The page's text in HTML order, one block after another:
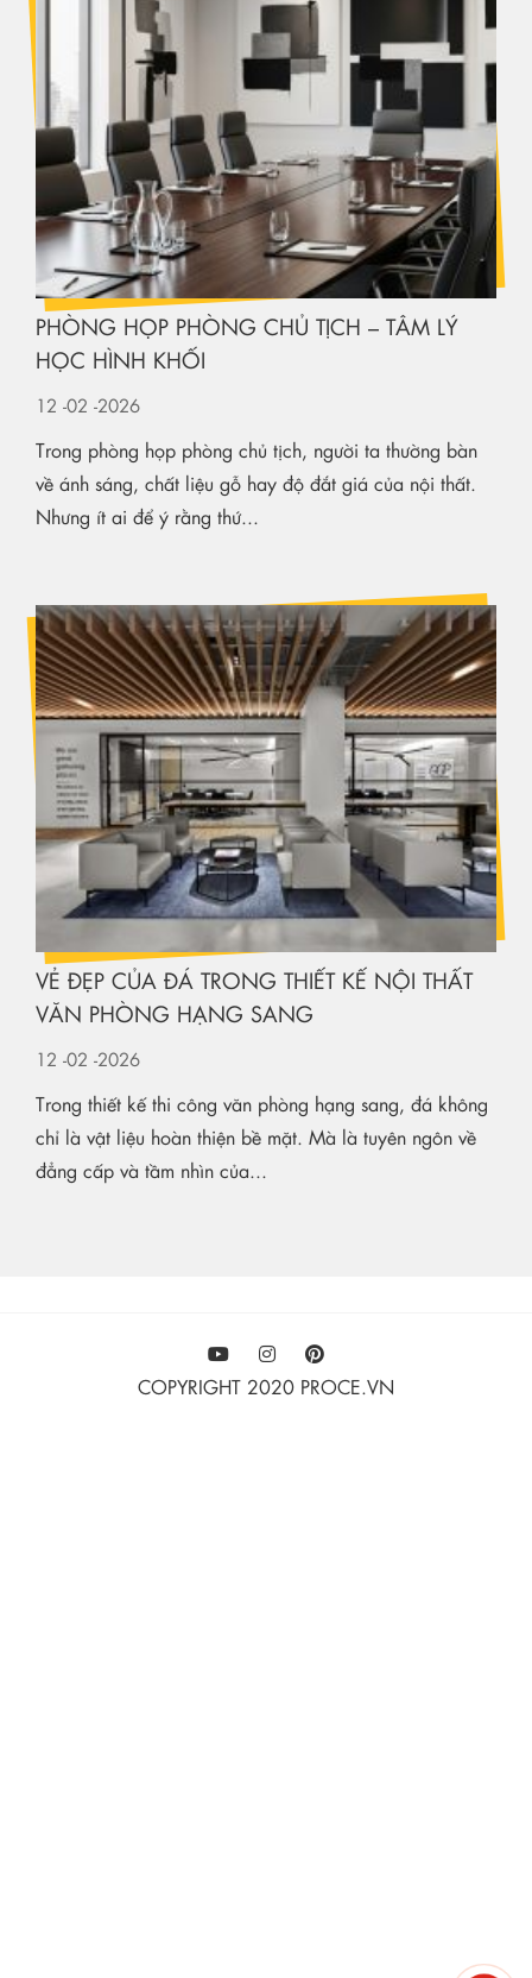
PHÒNG HỌP PHÒNG CHỦ TỊCH – TÂM LÝ
HỌC HÌNH KHỐI
12 -02 -2026
Trong phòng họp phòng chủ tịch, người ta thường bàn
về ánh sáng, chất liệu gỗ hay độ đắt giá của nội thất.
Nhưng ít ai để ý rằng thứ...
VẺ ĐẸP CỦA ĐÁ TRONG THIẾT KẾ NỘI THẤT
VĂN PHÒNG HẠNG SANG
12 -02 -2026
Trong thiết kế thi công văn phòng hạng sang, đá không
chỉ là vật liệu hoàn thiện bề mặt. Mà là tuyên ngôn về
đẳng cấp và tầm nhìn của...
COPYRIGHT 2020 PROCE.VN